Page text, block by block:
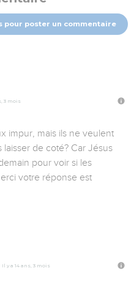
pour poster un commentaire
3 mois
impur, mais ils ne veulent
laisser de coté? Car Jésus
pour voir si les
votre réponse est
Il y a 14 ans, 3 mois